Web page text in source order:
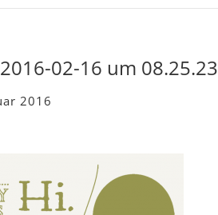
02-16 um 08.25.23
2016